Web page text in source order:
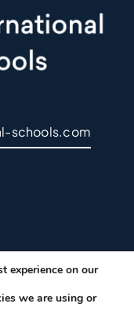
schools.com
experience on our
we are using or